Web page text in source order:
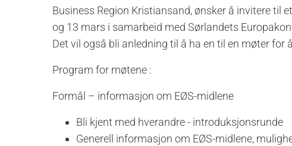
Business Region Kristiansand, ønsker å invitere til
og 13 mars i samarbeid med Sørlandets
Det vil også bli anledning til å ha en til en møter
Program for møtene :
Formål – informasjon om EØS-midlene
Bli kjent med hverandre - introduksjonsrunde
Generell informasjon om EØS-midlene,